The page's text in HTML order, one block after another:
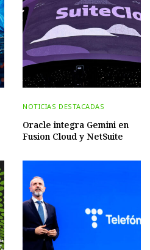
NOTICIAS DESTACADAS
Oracle integra Gemini en
Fusion Cloud y NetSuite